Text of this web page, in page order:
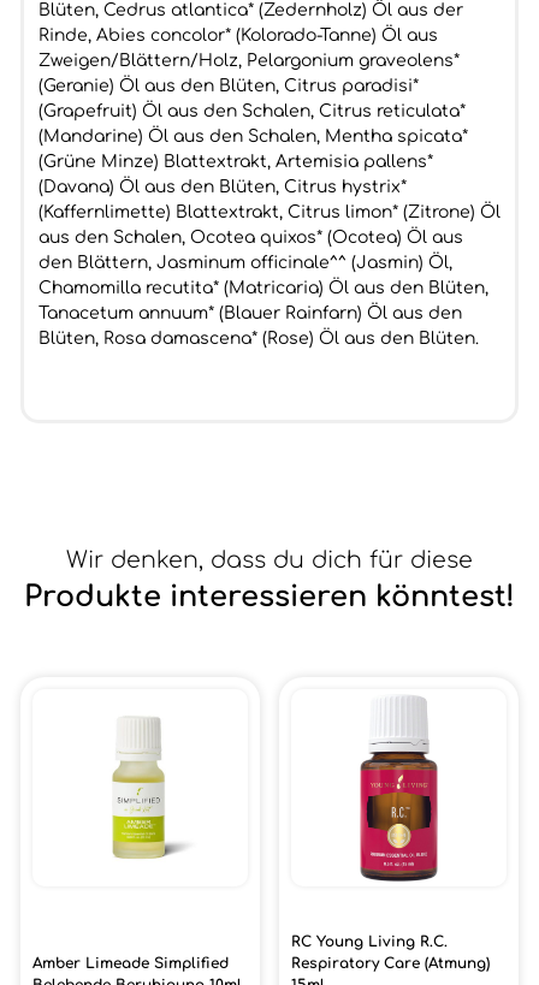
Blüten, Cedrus atlantica* (Zedernholz) Öl aus der
Rinde, Abies concolor* (Kolorado-Tanne) Öl aus
Zweigen/Blättern/Holz, Pelargonium graveolens*
(Geranie) Öl aus den Blüten, Citrus paradisi*
(Grapefruit) Öl aus den Schalen, Citrus reticulata*
(Mandarine) Öl aus den Schalen, Mentha spicata*
(Grüne Minze) Blattextrakt, Artemisia pallens*
(Davana) Öl aus den Blüten, Citrus hystrix*
(Kaffernlimette) Blattextrakt, Citrus limon* (Zitrone) Öl
aus den Schalen, Ocotea quixos* (Ocotea) Öl aus
den Blättern, Jasminum officinale^^ (Jasmin) Öl,
Chamomilla recutita* (Matricaria) Öl aus den Blüten,
Tanacetum annuum* (Blauer Rainfarn) Öl aus den
Blüten, Rosa damascena* (Rose) Öl aus den Blüten.
Wir denken, dass du dich für diese
Produkte interessieren könntest!
Amber Limeade Simplified
RC Young Living R.C.
Respiratory Care (Atmung)